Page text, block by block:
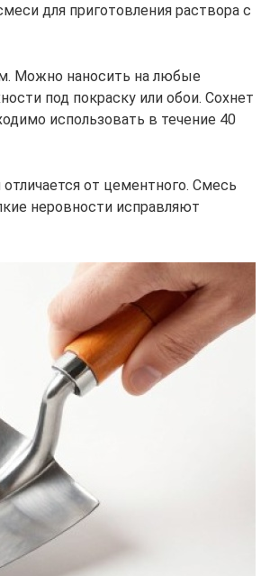
для приготовления раствора с
Можно наносить на любые
под покраску или обои. Сохнет
использовать в течение 40
от цементного. Смесь
неровности исправляют